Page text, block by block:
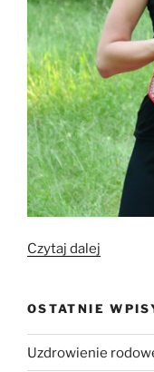
Czytaj dalej
zdrowia
i
higieny
OSTATNIE
Uzdrowienie